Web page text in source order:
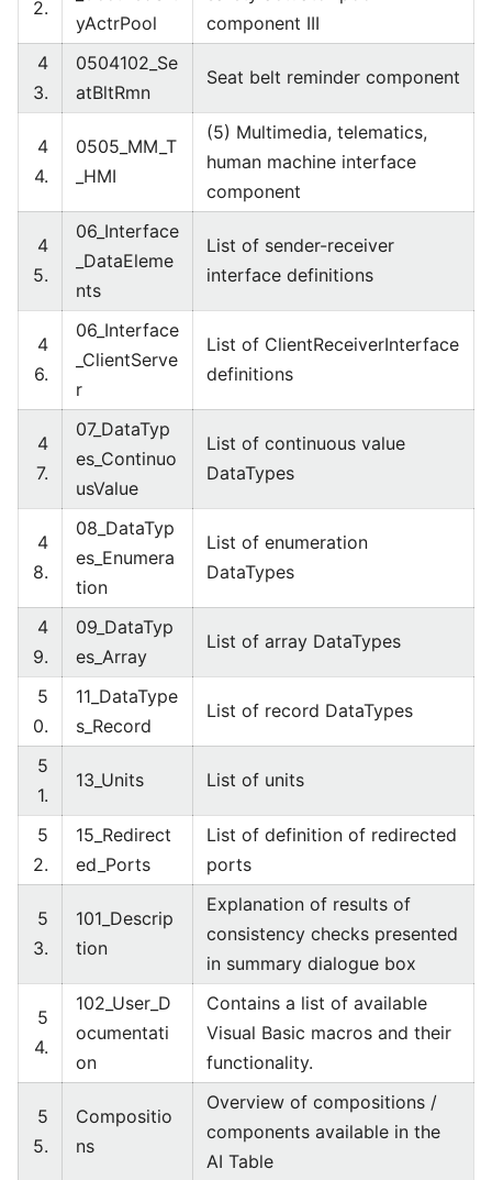
2.
yActrPool
component III
4
3.
0504102_Se
atBltRmn
Seat belt reminder component
4
4.
0505_MM_T
_HMI
(5) Multimedia, telematics,
human machine interface
component
4
5.
06_Interface
_DataEleme
nts
List of sender-receiver
interface definitions
4
6.
06_Interface
_ClientServe
r
List of ClientReceiverInterface
definitions
4
7.
07_DataTyp
es_Continuo
usValue
List of continuous value
DataTypes
4
8.
08_DataTyp
es_Enumera
tion
List of enumeration
DataTypes
4
9.
09_DataTyp
es_Array
List of array DataTypes
5
0.
11_DataType
s_Record
List of record DataTypes
5
1.
13_Units List of units
5
2.
15_Redirect
ed_Ports
List of definition of redirected
ports
5
3.
101_Descrip
tion
Explanation of results of
consistency checks presented
in summary dialogue box
5
4.
102_User_D
ocumentati
on
Contains a list of available
Visual Basic macros and their
functionality.
5
5.
Compositio
ns
Overview of compositions /
components available in the
AI Table